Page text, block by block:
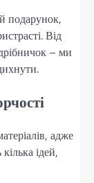
подарунок,
Від
– ми
адже
ідей,